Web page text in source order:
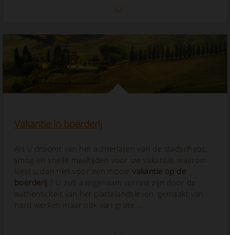
Vakantie in boerderij
Als u droomt van het achterlaten van de stadschaos,
smog en snelle maaltijden voor uw vakantie, waarom
kiest u dan niet voor een mooievakantie op de
boerderij ? U zult aangenaam verrast zijn door de
authenticiteit van het plattelandsleven, gemaakt van
hard werken maar ook van grote...